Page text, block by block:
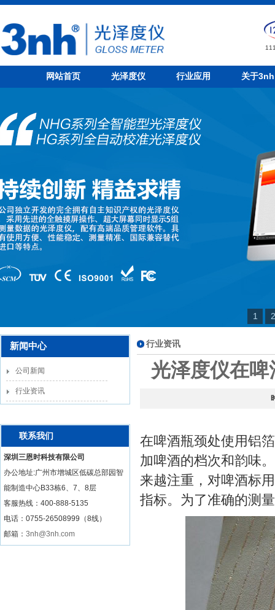
网站首页 光泽度仪 行业应用 关于3nh
1 2
新闻中心
公司新闻
行业资讯
联系我们
深圳三恩时科技有限公司
办公地址:广州市增城区低碳总部园智
能制造中心B33栋6、7、8层
客服热线： 400-888-5135
电话：0755-26508999（8线）
邮箱： 3nh@3nh.com
行业资讯
光泽度仪在
在啤酒瓶颈处使用铝
加啤酒的档次和韵味
来越注重，对啤酒标
指标。为了准确的测